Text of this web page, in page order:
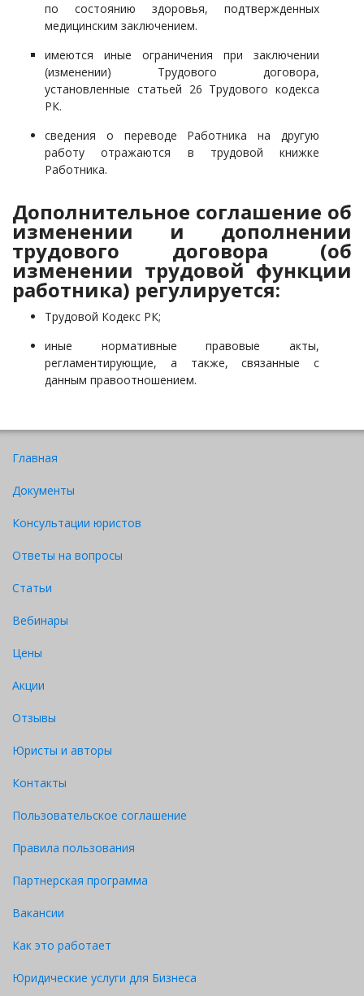
по состоянию здоровья, подтвержденных
медицинским заключением.
имеются иные ограничения при заключении
(изменении) Трудового договора,
установленные статьей 26 Трудового кодекса
РК.
сведения о переводе Работника на другую
работу отражаются в трудовой книжке
Работника.
Дополнительное соглашение об
изменении и дополнении
трудового договора (об
изменении трудовой функции
работника) регулируется:
Трудовой Кодекс РК;
иные нормативные правовые акты,
регламентирующие, а также, связанные с
данным правоотношением.
Главная
Документы
Консультации юристов
Ответы на вопросы
Статьи
Вебинары
Цены
Акции
Отзывы
Юристы и авторы
Контакты
Пользовательское соглашение
Правила пользования
Партнерская программа
Вакансии
Как это работает
Юридические услуги для Бизнеса